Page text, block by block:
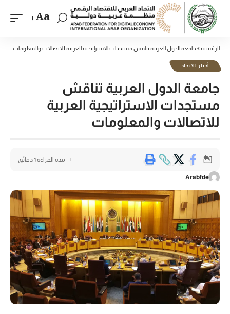
Aa
الرئيسية » جامعة الدول العربية تناقش مستجدات الاستراتيجية العربية للاتصالات والمعلومات
أخبار الاتحاد
جامعة الدول العربية تناقش
مستجدات الاستراتيجية العربية
للاتصالات والمعلومات
Arabfde
مدة القراءة 1 دقائق